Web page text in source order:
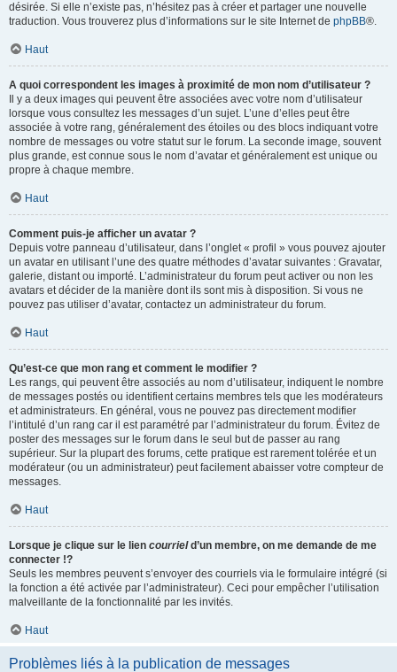
désirée. Si elle n’existe pas, n’hésitez pas à créer et partager une nouvelle
traduction. Vous trouverez plus d’informations sur le site Internet de phpBB®.
Haut
A quoi correspondent les images à proximité de mon nom d’utilisateur ?
Il y a deux images qui peuvent être associées avec votre nom d’utilisateur
lorsque vous consultez les messages d’un sujet. L’une d’elles peut être
associée à votre rang, généralement des étoiles ou des blocs indiquant votre
nombre de messages ou votre statut sur le forum. La seconde image, souvent
plus grande, est connue sous le nom d’avatar et généralement est unique ou
propre à chaque membre.
Haut
Comment puis-je afficher un avatar ?
Depuis votre panneau d’utilisateur, dans l’onglet « profil » vous pouvez ajouter
un avatar en utilisant l’une des quatre méthodes d’avatar suivantes : Gravatar,
galerie, distant ou importé. L’administrateur du forum peut activer ou non les
avatars et décider de la manière dont ils sont mis à disposition. Si vous ne
pouvez pas utiliser d’avatar, contactez un administrateur du forum.
Haut
Qu’est-ce que mon rang et comment le modifier ?
Les rangs, qui peuvent être associés au nom d’utilisateur, indiquent le nombre
de messages postés ou identifient certains membres tels que les modérateurs
et administrateurs. En général, vous ne pouvez pas directement modifier
l’intitulé d’un rang car il est paramétré par l’administrateur du forum. Évitez de
poster des messages sur le forum dans le seul but de passer au rang
supérieur. Sur la plupart des forums, cette pratique est rarement tolérée et un
modérateur (ou un administrateur) peut facilement abaisser votre compteur de
messages.
Haut
Lorsque je clique sur le lien courrield’un membre, on me demande de me
connecter !?
Seuls les membres peuvent s’envoyer des courriels via le formulaire intégré (si
la fonction a été activée par l’administrateur). Ceci pour empêcher l’utilisation
malveillante de la fonctionnalité par les invités.
Haut
Problèmes liés à la publication de messages